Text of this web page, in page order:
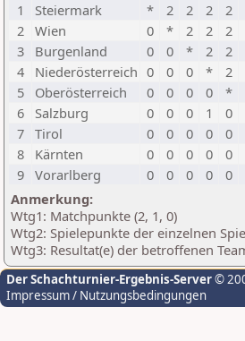
1
Steiermark * 2 2 2 2
2 Wien 0 * 2 2 2
3
Burgenland 0 0 * 2 2
4
Niederösterreich 0 0 0 * 2
5
Oberösterreich 0 0 0 0 *
6
Salzburg 0 0 0 1 0
7 Tirol 0 0 0 0 0
8
Kärnten 0 0 0 0 0
9 Vorarlberg 0 0 0 0 0
Anmerkung:
Wtg1: Matchpunkte (2, 1, 0)
Wtg2: Spielepunkte der einzelnen
Wtg3: Resultat(e) der betroffenen
Der Schachturnier-Ergebnis-Server©
Impressum / Nutzungsbedingungen